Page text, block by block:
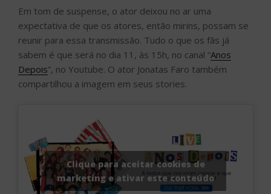
Em tom de suspense, o ator deixou no ar uma
expectativa de que os atores, então mirins, possam se
reunir para essa transmissão. Tudo o que os fãs já
sabem é que será no dia 11, às 15h, no canal “Anos
Depois”, no Youtube. O ator Jonatas Faro também
compartilhou a imagem em seus stories.
Clique para aceitar cookies de
marketing e ativar este conteúdo